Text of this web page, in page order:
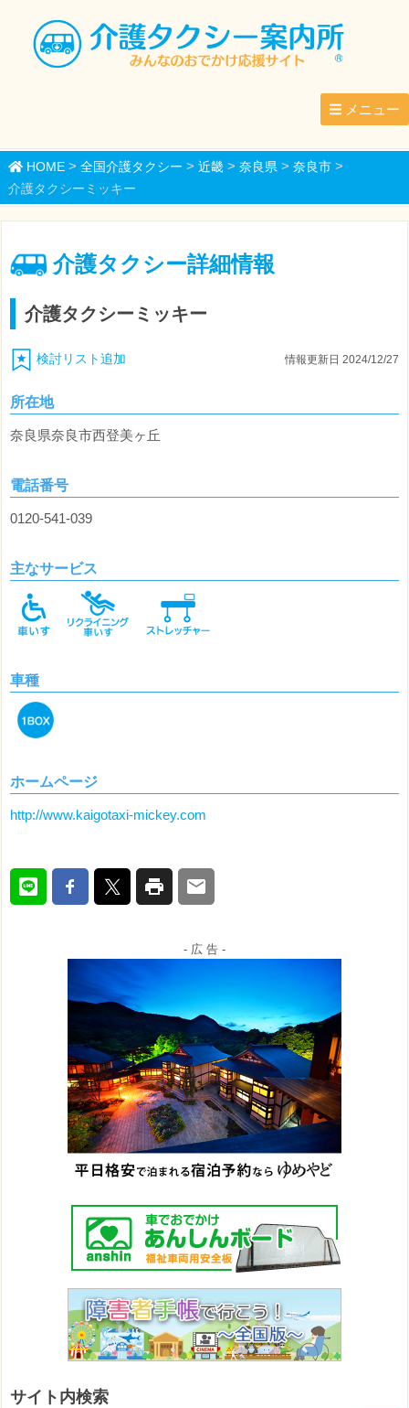
メニュー
HOME> 全国介護タクシー > 近畿> 奈良県> 奈良市>
介護タクシーミッキー
介護タクシー詳細情報
介護タクシーミッキー
検討リスト追加 情報更新日 2024/12/27
所在地
奈良県奈良市西登美ヶ丘
電話番号
0120-541-039
主なサービス
車種
ホームページ
http://www.kaigotaxi-mickey.com
- 広 告 -
サイト内検索